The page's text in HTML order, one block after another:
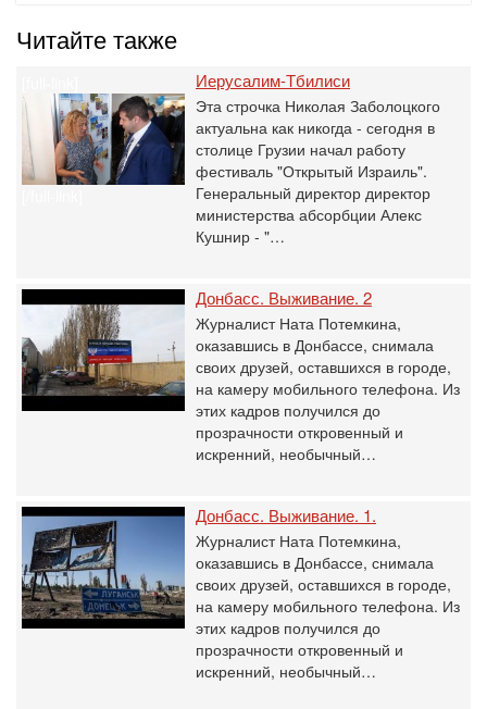
Читайте также
Иерусалим-Тбилиси
Эта строчка Николая Заболоцкого
актуальна как никогда - сегодня в
столице Грузии начал работу
фестиваль "Открытый Израиль".
Генеральный директор директор
министерства абсорбции Алекс
Кушнир - "…
Донбасс. Выживание. 2
Журналист Ната Потемкина,
оказавшись в Донбассе, снимала
своих друзей, оставшихся в городе,
на камеру мобильного телефона. Из
этих кадров получился до
прозрачности откровенный и
искренний, необычный…
Донбасс. Выживание. 1.
Журналист Ната Потемкина,
оказавшись в Донбассе, снимала
своих друзей, оставшихся в городе,
на камеру мобильного телефона. Из
этих кадров получился до
прозрачности откровенный и
искренний, необычный…